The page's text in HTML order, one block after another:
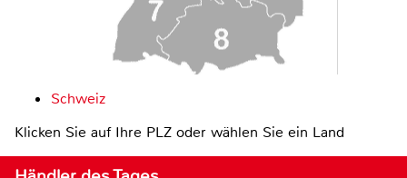
Schweiz
Klicken Sie auf Ihre PLZ oder wählen Sie ein Land